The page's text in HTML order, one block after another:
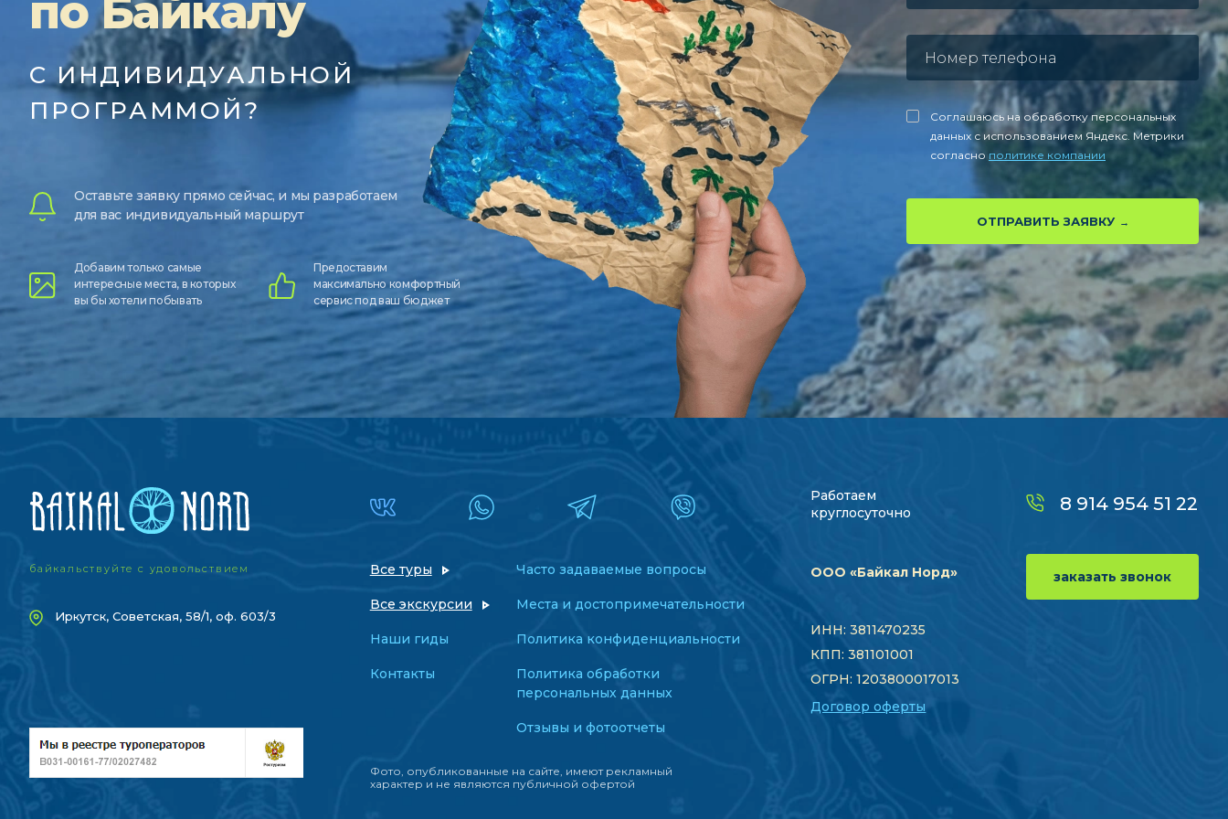
по Байкалу
С ИНДИВИДУАЛЬНОЙ
ПРОГРАММОЙ?
Оставьте заявку прямо сейчас, и мы разработаем
для вас индивидуальный маршрут
Добавим только самые
интересные места, в которых
вы бы хотели побывать
Предоставим
максимально комфортный
сервис под ваш бюджет
Соглашаюсь на обработку персональных
данных с использованием Яндекс. Метрики
согласно политике компании
ОТПРАВИТЬ ЗАЯВКУ
байкальствуйте с удовольствием
Иркутск, Советская, 58/1, оф. 603/3
Все туры
Все экскурсии
Наши гиды
Контакты
Часто задаваемые вопросы
Места и достопримечательности
Политика конфиденциальности
Политика обработки
персональных данных
Отзывы и фотоотчеты
Фото, опубликованные на сайте, имеют рекламный
характер и не являются публичной офертой
Работаем
круглосуточно
ООО «Байкал Норд»
ИНН: 3811470235
КПП: 381101001
ОГРН: 1203800017013
Договор оферты
8 914 954 51 22
заказать звонок